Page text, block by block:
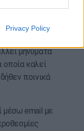
Privacy Policy
μηνύματα
οποία καλεί
ποινικά
μέσω email με